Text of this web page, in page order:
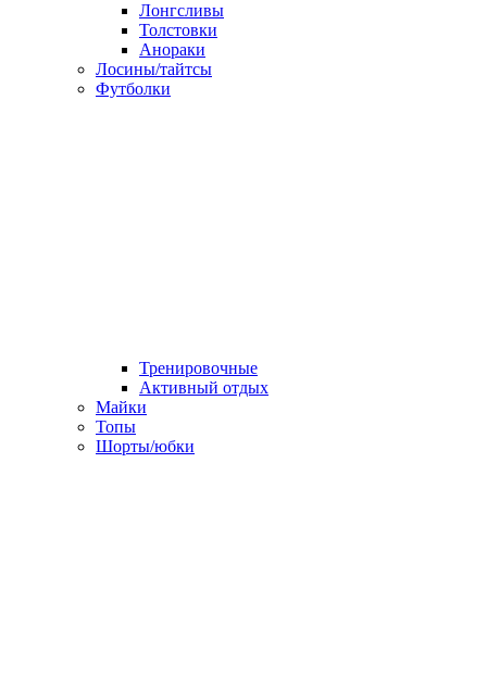
Лонгсливы
Толстовки
Анораки
Лосины/тайтсы
Футболки
Тренировочные
Активный отдых
Майки
Топы
Шорты/юбки